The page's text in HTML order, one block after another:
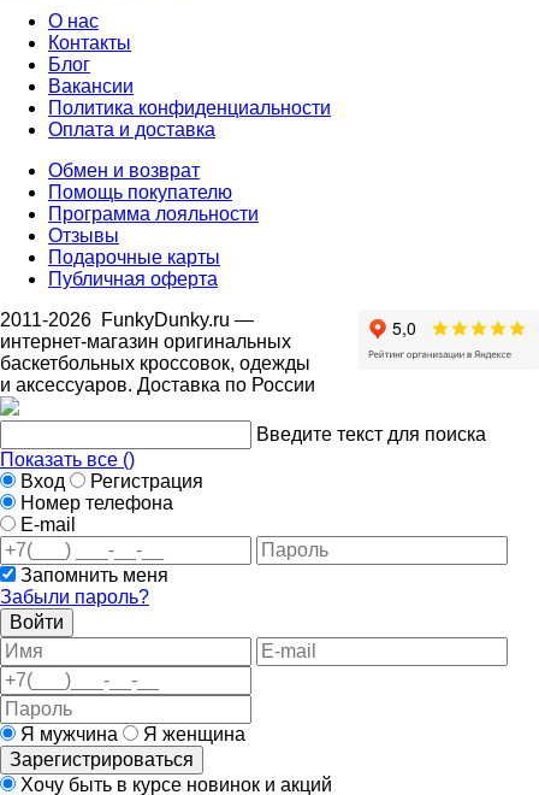
О нас
Контакты
Блог
Вакансии
Политика конфиденциальности
Оплата и доставка
Обмен и возврат
Помощь покупателю
Программа лояльности
Отзывы
Подарочные карты
Публичная оферта
2011-2026 FunkyDunky.ru —
интернет-магазин оригинальных
баскетбольных кроссовок, одежды
и аксессуаров. Доставка по России
Введите текст для поиска
Показать все ()
Вход
Регистрация
Номер телефона
E-mail
Запомнить меня
Забыли пароль?
Войти
Я мужчина
Я женщина
Зарегистрироваться
Хочу быть в курсе новинок и акций